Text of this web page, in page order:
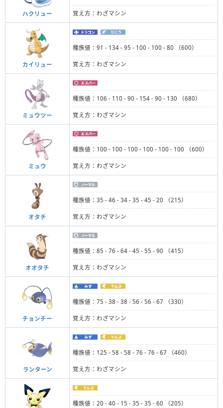
ハクリュー 覚え方：わざマシン
カイリュー
種族値：91 - 134 - 95 - 100 - 100 - 80 （600）
覚え方：わざマシン
ミュウツー
種族値：106 - 110 - 90 - 154 - 90 - 130 （680）
覚え方：わざマシン
ミュウ
種族値：100 - 100 - 100 - 100 - 100 - 100 （600）
覚え方：わざマシン
オタチ
種族値：35 - 46 - 34 - 35 - 45 - 20 （215）
覚え方：わざマシン
オオタチ
種族値：85 - 76 - 64 - 45 - 55 - 90 （415）
覚え方：わざマシン
チョンチー
種族値：75 - 38 - 38 - 56 - 56 - 67 （330）
覚え方：わざマシン
ランターン
種族値：125 - 58 - 58 - 76 - 76 - 67 （460）
覚え方：わざマシン
種族値：20 - 40 - 15 - 35 - 35 - 60 （205）